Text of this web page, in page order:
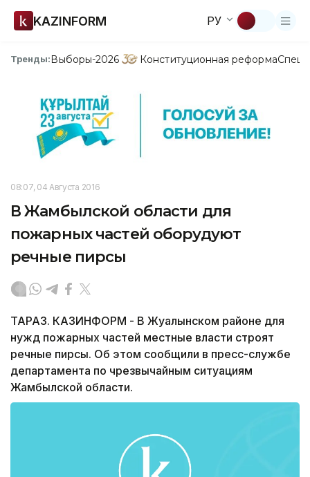
KAZINFORM РУ
Тренды:Выборы-2026 Конституционная реформа
08:07, 04 Августа 2016
В Жамбылской области для
пожарных частей оборудуют
речные пирсы
ТАРАЗ. КАЗИНФОРМ - В Жуалынском районе для
нужд пожарных частей местные власти строят
речные пирсы. Об этом сообщили в пресс-службе
департамента по чрезвычайным ситуациям
Жамбылской области.